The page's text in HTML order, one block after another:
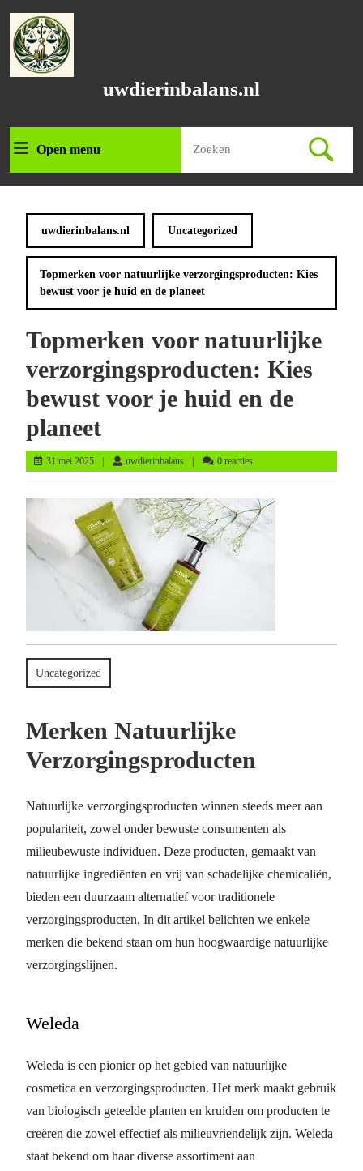
naar
inhoud
uwdierinbalans.nl
Open menuOpen
menu
naar:
uwdierinbalans.nl Uncategorized
Topmerken voor natuurlijke verzorgingsproducten: Kies
bewust voor je huid en de planeet
Topmerken voor natuurlijke
verzorgingsproducten: Kies
bewust voor je huid en de
planeet
31 mei 202531
mei
uwdierinbalansuwdierinbalans
0 reacties
Uncategorized
Merken Natuurlijke
Verzorgingsproducten
Natuurlijke verzorgingsproducten winnen steeds meer aan
populariteit, zowel onder bewuste consumenten als
milieubewuste individuen. Deze producten, gemaakt van
natuurlijke ingrediënten en vrij van schadelijke chemicaliën,
bieden een duurzaam alternatief voor traditionele
verzorgingsproducten. In dit artikel belichten we enkele
merken die bekend staan om hun hoogwaardige natuurlijke
verzorgingslijnen.
Weleda
Weleda is een pionier op het gebied van natuurlijke
cosmetica en verzorgingsproducten. Het merk maakt gebruik
van biologisch geteelde planten en kruiden om producten te
creëren die zowel effectief als milieuvriendelijk zijn. Weleda
staat bekend om haar diverse assortiment aan